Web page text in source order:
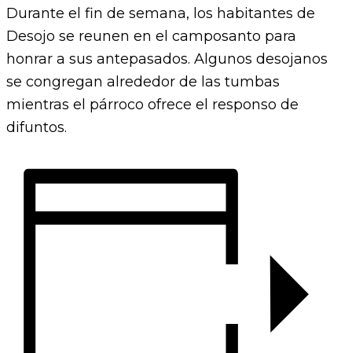
Durante el fin de semana, los habitantes de
Desojo se reunen en el camposanto para
honrar a sus antepasados. Algunos desojanos
se congregan alrededor de las tumbas
mientras el párroco ofrece el responso de
difuntos.